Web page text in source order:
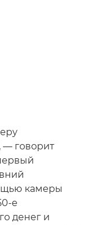
— говорит
камеры
е
денег и